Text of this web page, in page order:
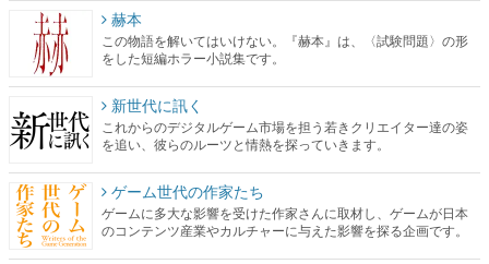
赫本
この物語を解いてはいけない。『赫本』は、〈試験問題〉の形
をした短編ホラー小説集です。
新世代に訊く
これからのデジタルゲーム市場を担う若きクリエイター達の姿
を追い、彼らのルーツと情熱を探っていきます。
ゲーム世代の作家たち
ゲームに多大な影響を受けた作家さんに取材し、ゲームが日本
のコンテンツ産業やカルチャーに与えた影響を探る企画です。